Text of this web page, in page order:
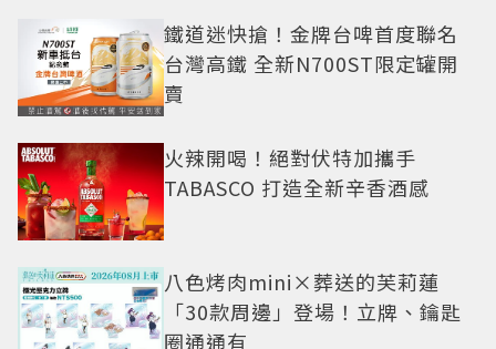
鐵道迷快搶！金牌台啤首度聯名
台灣高鐵 全新N700ST限定罐開
賣
火辣開喝！絕對伏特加攜手
TABASCO 打造全新辛香酒感
八色烤肉mini×葬送的芙莉蓮
「30款周邊」登場！立牌、鑰匙
圈通通有